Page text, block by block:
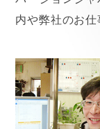
内や弊社のお仕